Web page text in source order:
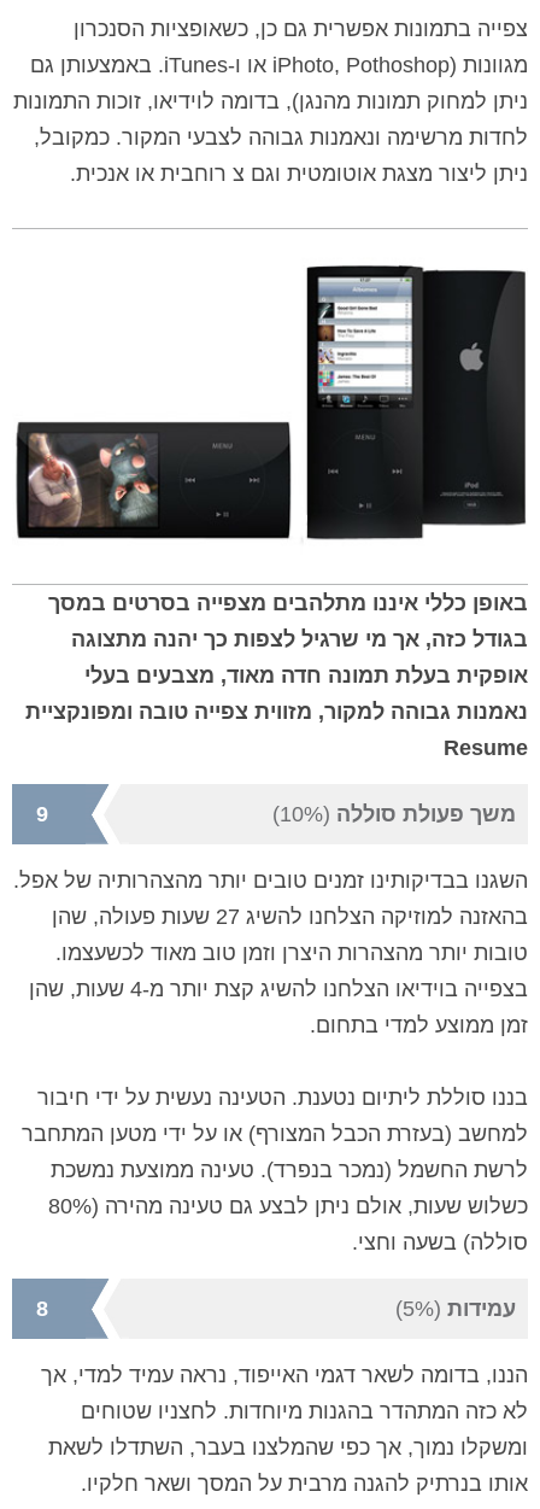
צפייה בתמונות אפשרית גם כן, כשאופציות הסנכרון
מגוונות (
iPhoto, Pothoshop או ו-iTunes. באמצעותן גם
ניתן למחוק תמונות מהנגן), בדומה לוידיאו, זוכות התמונות
לחדות מרשימה ונאמנות גבוהה לצבעי המקור. כמקובל,
ניתן ליצור מצגת אוטומטית וגם צ רוחבית או אנכית.
באופן כללי איננו מתלהבים מצפייה בסרטים במסך
בגודל כזה, אך מי שרגיל לצפות כך יהנה מתצוגה
אופקית בעלת תמונה חדה מאוד, מצבעים בעלי
נאמנות גבוהה למקור, מזווית צפייה טובה ומפונקציית
Resume
משך פעולת סוללה (10%)
9
השגנו בבדיקותינו זמנים טובים יותר מהצהרותיה של אפל.
בהאזנה למוזיקה הצלחנו להשיג 27 שעות פעולה, שהן
טובות יותר מהצהרות היצרן וזמן טוב מאוד לכשעצמו.
בצפייה בוידיאו הצלחנו להשיג קצת יותר מ-4 שעות, שהן
זמן ממוצע למדי בתחום.
בננו סוללת ליתיום נטענת. הטעינה נעשית על ידי חיבור
למחשב (בעזרת הכבל המצורף) או על ידי מטען המתחבר
לרשת החשמל (נמכר בנפרד). טעינה ממוצעת נמשכת
כשלוש שעות, אולם ניתן לבצע גם טעינה מהירה (80%
סוללה) בשעה וחצי.
עמידות (5%)
8
הננו, בדומה לשאר דגמי האייפוד, נראה עמיד למדי, אך
לא כזה המתהדר בהגנות מיוחדות. לחצניו שטוחים
ומשקלו נמוך, אך כפי שהמלצנו בעבר, השתדלו לשאת
אותו בנרתיק להגנה מרבית על המסך ושאר חלקיו.